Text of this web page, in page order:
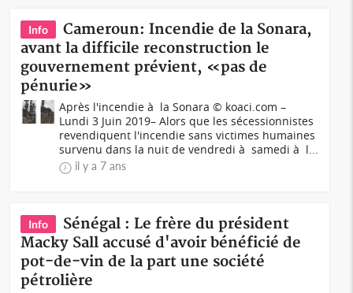
Info
Cameroun: Incendie de la Sonara,
avant la difficile reconstruction le
gouvernement prévient, «pas de
pénurie»
Après l'incendie à la Sonara © koaci.com –
Lundi 3 Juin 2019– Alors que les sécessionnistes
revendiquent l'incendie sans victimes humaines
survenu dans la nuit de vendredi à samedi à l...
il y a 7 ans
Info
Sénégal : Le frère du président
Macky Sall accusé d'avoir bénéficié de
pot-de-vin de la part une société
pétrolière